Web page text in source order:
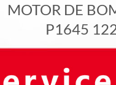
MOTOR DE
P1645